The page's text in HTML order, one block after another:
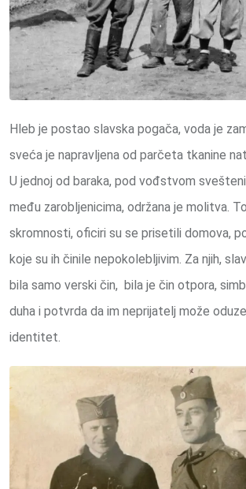
Hleb je postao slavska pogača, voda je
sveća je napravljena od parčeta tkanine
U jednoj od baraka, pod vođstvom
među zarobljenicima, održana je molitva.
skromnosti, oficiri su se prisetili domova,
koje su ih činile nepokolebljivim. Za njih,
bila samo verski čin, bila je čin otpora,
duha i potvrda da im neprijatelj može
identitet.